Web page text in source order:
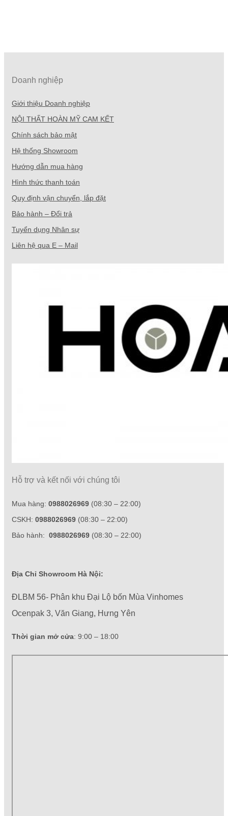
Doanh nghiệp
Giới thiệu Doanh nghiệp
NỘI THẤT HOÀN MỸ CAM KẾT
Chính sách bảo mật
Hệ thống Showroom
Hướng dẫn mua hàng
Hình thức thanh toán
Quy định vận chuyển, lắp đặt
Bảo hành – Đổi trả
Tuyển dụng Nhân sự
Liên hệ qua E – Mail
Hỗ trợ và kết nối với chúng tôi
Mua hàng: 0988026969 (08:30 – 22:00)
CSKH: 0988026969 (08:30 – 22:00)
Bảo hành: 0988026969 (08:30 – 22:00)
Địa Chỉ Showroom Hà Nội:
ĐLBM 56- Phân khu Đại Lộ bốn Mùa Vinhomes
Ocenpak 3, Văn Giang, Hưng Yên
Thời gian mở cửa: 9:00 – 18:00